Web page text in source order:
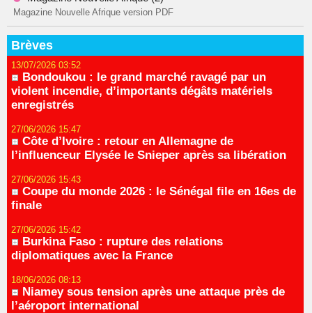
Magazine Nouvelle Afrique version PDF
Brèves
13/07/2026 03:52
Bondoukou : le grand marché ravagé par un
violent incendie, d’importants dégâts matériels
enregistrés
27/06/2026 15:47
Côte d’Ivoire : retour en Allemagne de
l’influenceur Elysée le Snieper après sa libération
27/06/2026 15:43
Coupe du monde 2026 : le Sénégal file en 16es de
finale
27/06/2026 15:42
Burkina Faso : rupture des relations
diplomatiques avec la France
18/06/2026 08:13
Niamey sous tension après une attaque près de
l’aéroport international